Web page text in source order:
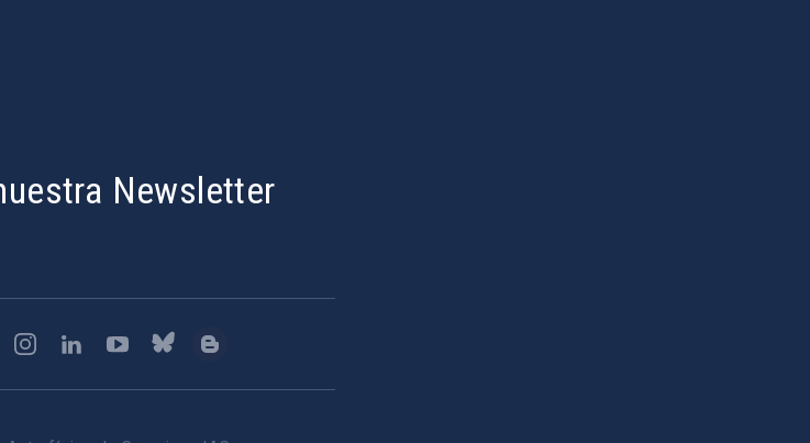
Newsletter